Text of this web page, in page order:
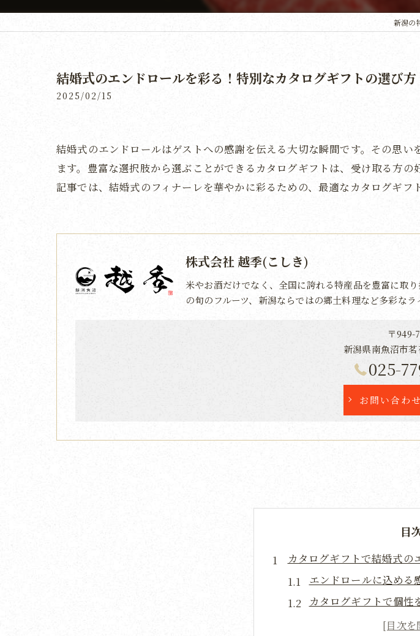
新潟の
結婚式のエンドロールを彩る！特別なカタログギフトの選び方
2025/02/15
結婚式のエンドロールはゲストへの感謝を伝える大切な瞬間です。その思
ます。豊富な選択肢から選ぶことができるカタログギフトは、受け取る方
記事では、結婚式のフィナーレを華やかに彩るための、最適なカタログギフ
株式会社 越季(こしき)
米やお酒だけでなく、全国に誇れる特産品を豊富に取
の旬のフルーツ、新潟ならではの郷土料理など多彩なラ
〒949-
新潟県南魚沼市
025-
お問い合わ
目
カタログギフトで結婚式の
エンドロールに込める
カタログギフトで個性
ゲストが喜ぶ選び方の